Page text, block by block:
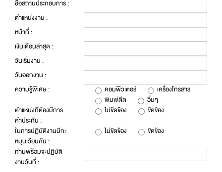
ชื่อสถานประกอบการ :
ตำแหน่งงาน :
หน้าที่ :
เงินเดือนล่าสุด :
วันเริ่มงาน :
วันออกงาน :
ความรู้พิเศษ :
คอมพิวเตอร์
เครื่องโทรสาร
พิมพ์ดีด
อื่นๆ
ตำแหน่งที่ต้องมีการ
คำประกัน :
ไม่ขัดข้อง
ขัดข้อง
ในการปฏิบัติงานมีกะ
หมุนเวียนกัน :
ไม่ขัดข้อง
ขัดข้อง
ท่านพร้อมจะปฏิบัติ
งานวันที่ :